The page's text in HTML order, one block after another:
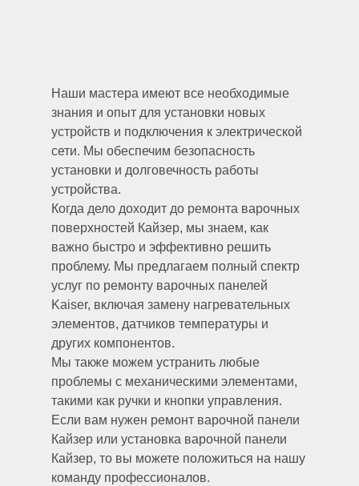
Наши мастера имеют все необходимые
знания и опыт для установки новых
устройств и подключения к электрической
сети. Мы обеспечим безопасность
установки и долговечность работы
устройства.
Когда дело доходит до ремонта варочных
поверхностей Кайзер, мы знаем, как
важно быстро и эффективно решить
проблему. Мы предлагаем полный спектр
услуг по ремонту варочных панелей
Kaiser, включая замену нагревательных
элементов, датчиков температуры и
других компонентов.
Мы также можем устранить любые
проблемы с механическими элементами,
такими как ручки и кнопки управления.
Если вам нужен ремонт варочной панели
Кайзер или установка варочной панели
Кайзер, то вы можете положиться на нашу
команду профессионалов.